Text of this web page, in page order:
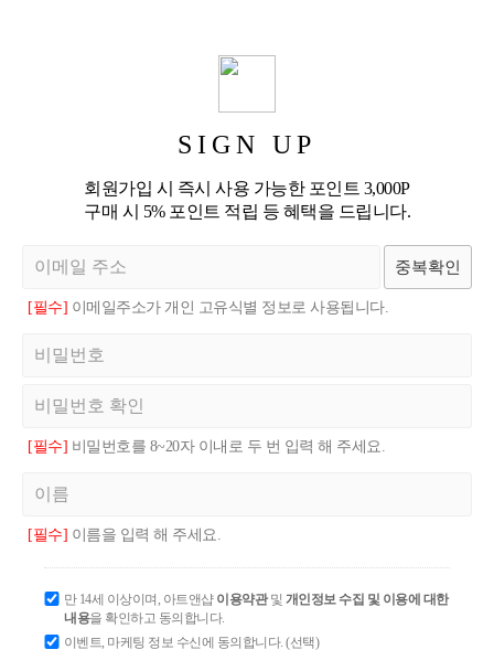
SIGN UP
회원가입 시 즉시 사용 가능한 포인트 3,000P
구매 시 5% 포인트 적립 등 혜택을 드립니다.
중복확인
[필수] 이메일주소가 개인 고유식별 정보로 사용됩니다.
[필수] 비밀번호를 8~20자 이내로 두 번 입력 해 주세요.
[필수] 이름을 입력 해 주세요.
만 14세 이상이며, 아트앤샵 이용약관및 개인정보 수집 및 이용에 대한
내용을 확인하고 동의합니다.
이벤트, 마케팅 정보 수신에 동의합니다. (선택)